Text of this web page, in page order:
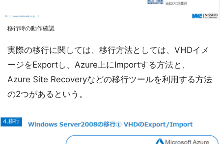
移行時の動作確認
実際の移行に関しては、移行方法としては、VHDイメ
ージをExportし、Azure上にImportする方法と、
Azure Site Recoveryなどの移行ツールを利用する方法
の2つがあるという。